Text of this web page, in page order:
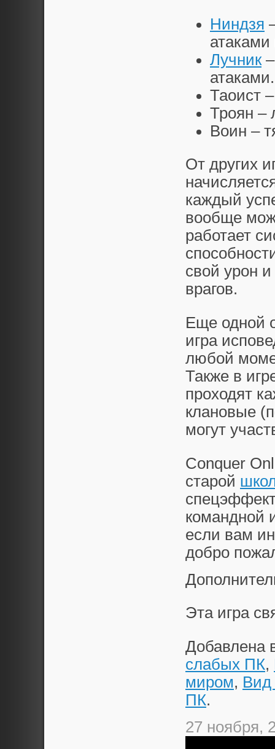
Ниндзя
Лучник–
атаками.
Таоист
Троян –
Воин –
От других
каждый
вообще
работает
свой урон
врагов.
Еще одной
игра
любой
Также в
проходят
клановые
могут
Conquer
старой
командной
если вам
добро
Эта игра
Добавлена
слабых ПК,
миром, Вид
ПК.
27 ноября,